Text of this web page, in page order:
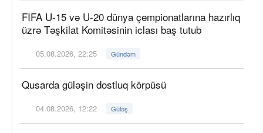
FIFA U-15 və U-20 dünya çempionatlarına hazırlıq
üzrə Təşkilat Komitəsinin iclası baş tutub
05.08.2026, 22:25 Gündəm
Qusarda güləşin dostluq körpüsü
04.08.2026, 12:22 Güləş